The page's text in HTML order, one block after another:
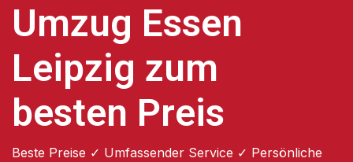
Umzug Essen
Leipzig zum
besten Preis
Beste Preise ✓ Umfassender Service ✓ Persönliche